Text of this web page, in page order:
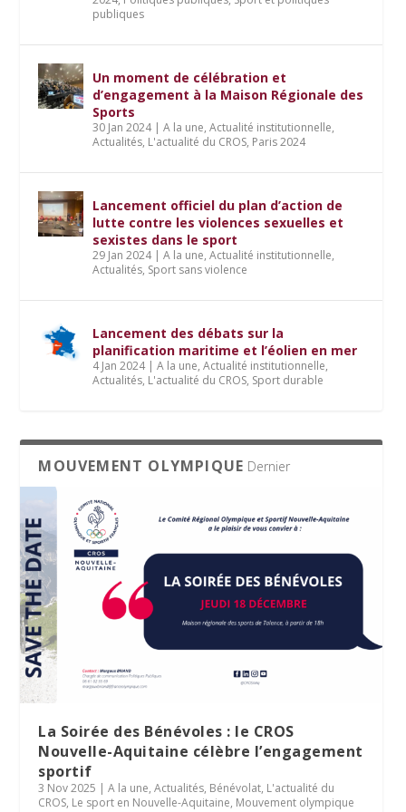
publiques
Un moment de célébration et
d’engagement à la Maison Régionale des
Sports
30 Jan 2024|A la une,Actualité institutionnelle,
Actualités, L'actualité du CROS, Paris 2024
Lancement officiel du plan d’action de
lutte contre les violences sexuelles et
sexistes dans le sport
29 Jan 2024|A la une,Actualité institutionnelle,
Actualités, Sport sans violence
Lancement des débats sur la
planification maritime et l’éolien en mer
4 Jan 2024|A la une,Actualité institutionnelle,
Actualités, L'actualité du CROS, Sport durable
MOUVEMENT OLYMPIQUE Dernier
La Soirée des Bénévoles : le CROS
Nouvelle-Aquitaine célèbre l’engagement
sportif
3 Nov 2025 |A la une,Actualités, Bénévolat, L'actualité du
CROS, Le sport en Nouvelle-Aquitaine, Mouvement olympique